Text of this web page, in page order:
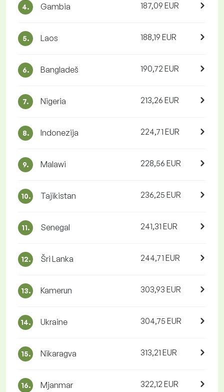
4. Gambia 187,09 EUR
5. Laos 188,19 EUR
6. Bangladeš 190,72 EUR
7. Nigeria 213,26 EUR
8. Indonezija 224,71 EUR
9. Malawi 228,56 EUR
10. Tajikistan 236,25 EUR
11. Senegal 241,31 EUR
12. Šri Lanka 244,71 EUR
13. Kamerun 303,93 EUR
14. Ukraine 304,75 EUR
15. Nikaragva 313,21 EUR
16. Mjanmar 322,12 EUR